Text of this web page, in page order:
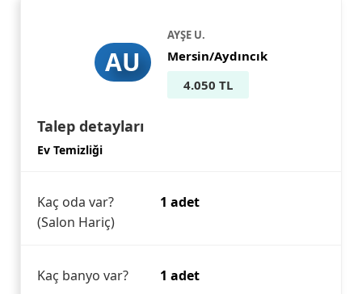
AU
AYŞE U.
Mersin/Aydıncık
4.050 TL
Talep detayları
Ev Temizliği
Kaç oda var?
(Salon Hariç)
1 adet
Kaç banyo var? 1 adet